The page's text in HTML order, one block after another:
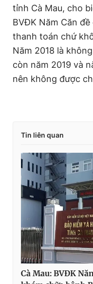
tỉnh Cà Mau, cho
BVĐK Năm Căn
thanh toán chứ
Năm 2018 là
còn năm 2019 và
nên không được
Tin liên quan
Cà Mau: BVĐK